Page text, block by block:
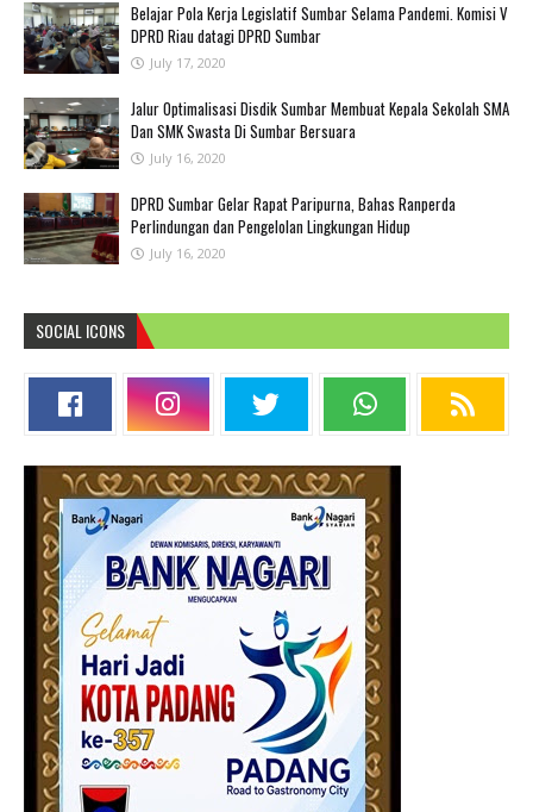
Belajar Pola Kerja Legislatif Sumbar Selama Pandemi. Komisi V
DPRD Riau datagi DPRD Sumbar
July 17, 2020
Jalur Optimalisasi Disdik Sumbar Membuat Kepala Sekolah SMA
Dan SMK Swasta Di Sumbar Bersuara
July 16, 2020
DPRD Sumbar Gelar Rapat Paripurna, Bahas Ranperda
Perlindungan dan Pengelolan Lingkungan Hidup
July 16, 2020
SOCIAL ICONS